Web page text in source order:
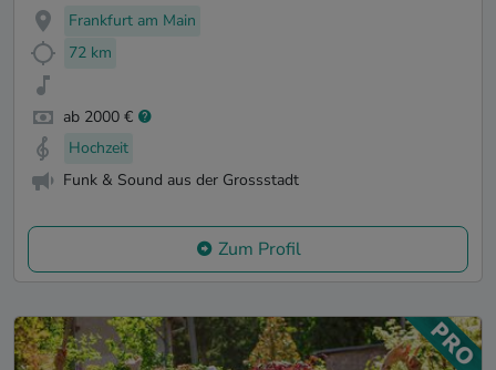
Frankfurt am Main
72 km
ab 2000 €
Hochzeit
Funk & Sound aus der Grossstadt
Zum Profil